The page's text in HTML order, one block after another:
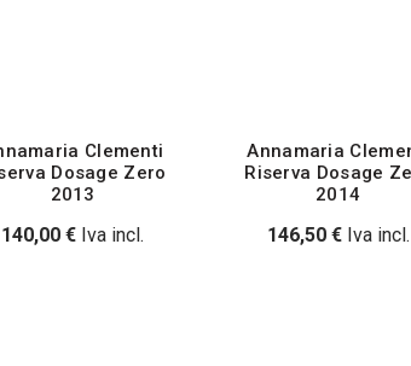
Clementi
Dosage Zero
2013
140,00€ Iva incl.
Annamaria
Riserva Dosage
2014
146,50 € Iva incl.